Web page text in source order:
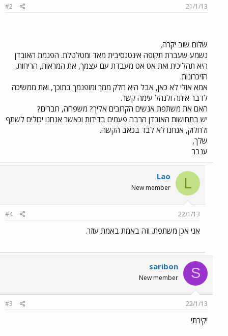
21/1/13
#2
שלום שוב יקרה,
נשמע שעברת תקופה אינטנסיבית מאד ומטלטלת. הפנמת האובדן
היא תהליכית ואת אט אט מעבדת עם עצמך, את המראות, הריחות,
הזיכרונות.
אמא אולי לא כאן, אבל היא חלק ממך ומופנמך בתוכך, ואת ממשיכה
לדבר איתה ולנהל עימה קשר.
האם את משתפת אנשים הקרובים אליך? משפחה, חברים?
יש בתחושות האובדן הרבה פעמים בדידות וכאשר אנחנו יכולים לשתף
ולחלוק, אנחנו לא לבד בכאב הקשה.
שלך,
ענבר
L
Lao
New member
22/1/13
#4
אני אכן משתפת. וזה באמת באמת עוזר.
S
saribon
New member
22/1/13
#3
יקירתי